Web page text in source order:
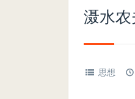
滠水
思想